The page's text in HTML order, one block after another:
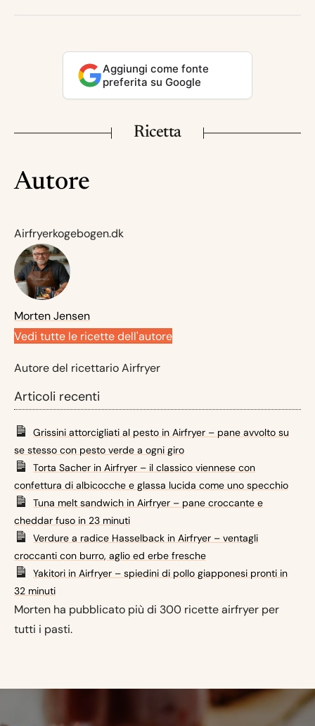
Aggiungi come fonte
preferita su Google
Ricetta
Autore
Airfryerkogebogen.dk
Morten Jensen
Vedi tutte le ricette dell'autore
Autore del ricettario Airfryer
Articoli recenti
Grissini attorcigliati al pesto in Airfryer – pane avvolto su
se stesso con pesto verde a ogni giro
Torta Sacher in Airfryer – il classico viennese con
confettura di albicocche e glassa lucida come uno specchio
Tuna melt sandwich in Airfryer – pane croccante e
cheddar fuso in 23 minuti
Verdure a radice Hasselback in Airfryer – ventagli
croccanti con burro, aglio ed erbe fresche
Yakitori in Airfryer – spiedini di pollo giapponesi pronti in
32 minuti
Morten ha pubblicato più di 300 ricette airfryer per
tutti i pasti.